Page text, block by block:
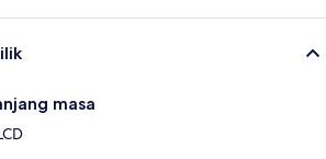
masa